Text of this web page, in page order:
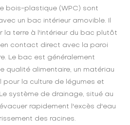
bois-plastique (WPC) sont
un bac intérieur amovible. Il
la terre à l'intérieur du bac plutôt
contact direct avec la paroi
Le bac est généralement
qualité alimentaire, un matériau
pour la culture de légumes et
système de drainage, situé au
rapidement l'excès d'eau
des racines.